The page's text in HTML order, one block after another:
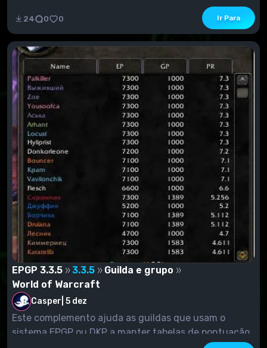
24 0 0 Ir Para
EPGP 3.3.5 3.3.5
Guilda e grupo
World of Warcraft
Casper 5 dez
Este complemento ajuda as guildas que usam o
sistema EPGP ou DKP a manter tabelas de pontuação